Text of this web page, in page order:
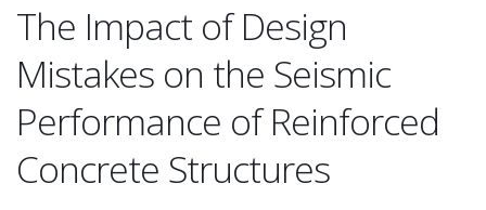
The Impact of Design
Mistakes on the Seismic
Performance of Reinforced
Concrete Structures